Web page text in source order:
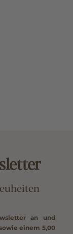
an und
einem 5,00